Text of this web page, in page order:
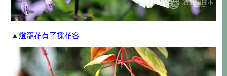
▲燈籠花有了採花客